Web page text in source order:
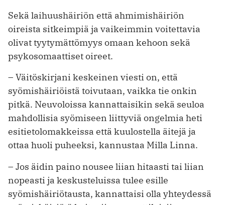
Sekä laihuushäiriön että ahmimishäiriön
oireista sitkeimpiä ja vaikeimmin voitettavia
olivat tyytymättömyys omaan kehoon sekä
psykosomaattiset oireet.
– Väitöskirjani keskeinen viesti on, että
syömishäiriöistä toivutaan, vaikka tie onkin
pitkä. Neuvoloissa kannattaisikin sekä seuloa
mahdollisia syömiseen liittyviä ongelmia heti
esitietolomakkeissa että kuulostella äitejä ja
ottaa huoli puheeksi, kannustaa Milla Linna.
– Jos äidin paino nousee liian hitaasti tai liian
nopeasti ja keskusteluissa tulee esille
syömishäiriötausta, kannattaisi olla yhteydessä